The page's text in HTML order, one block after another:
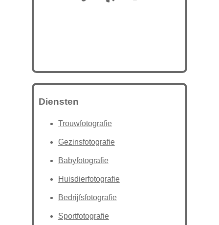
Diensten
Trouwfotografie
Gezinsfotografie
Babyfotografie
Huisdierfotografie
Bedrijfsfotografie
Sportfotografie